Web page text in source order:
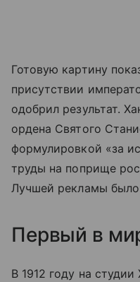
Готовую картину
присутствии
одобрил результат.
ордена Святого
формулировкой «за
труды на поприще
Лучшей рекламы
Первый в
В 1912 году на